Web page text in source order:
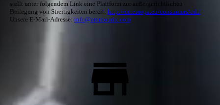
stellt unter folgendem Link eine Plattform zur außergerichtlichen
Beilegung von Streitigkeiten bereit: http://ec.europa.eu/consumers/odr/
Unsere E-Mail-Adresse: info@ammourix.com